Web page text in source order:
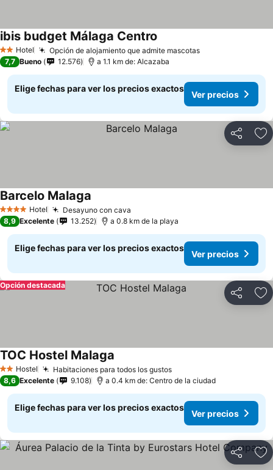
2 Estrellas
Hotel Opción de alojamiento que admite mascotas
ibis budget Málaga Centro
7,7 Bueno 12.576 a 1.1 km de: Alcazaba
Elige fechas para ver los precios exactos
Ver precios
Compartir
4 EstrellasHotel Desayuno con cava
Barcelo Malaga
8,9 Excelente 13.252 a 0.8 km de la playa
Elige fechas para ver los precios exactos
Ver precios
Compartir
Opción destacada
2 Estrellas
Hostel Habitaciones para todos los gustos
TOC Hostel Malaga
8,6 Excelente 9.108 a 0.4 km de: Centro de la ciudad
Elige fechas para ver los precios exactos
Ver precios
Compartir